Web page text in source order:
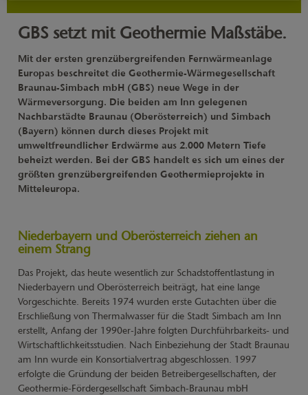
GBS setzt mit Geothermie Maßstäbe.
Mit der ersten grenzübergreifenden Fernwärmeanlage
Europas beschreitet die Geothermie-Wärmegesellschaft
Braunau-Simbach mbH (GBS) neue Wege in der
Wärmeversorgung. Die beiden am Inn gelegenen
Nachbarstädte Braunau (Oberösterreich) und Simbach
(Bayern) können durch dieses Projekt mit
umweltfreundlicher Erdwärme aus 2.000 Metern Tiefe
beheizt werden. Bei der GBS handelt es sich um eines der
größten grenzübergreifenden Geothermieprojekte in
Mitteleuropa.
Niederbayern und Oberösterreich ziehen an
einem Strang
Das Projekt, das heute wesentlich zur Schadstoffentlastung in
Niederbayern und Oberösterreich beiträgt, hat eine lange
Vorgeschichte. Bereits 1974 wurden erste Gutachten über die
Erschließung von Thermalwasser für die Stadt Simbach am Inn
erstellt, Anfang der 1990er-Jahre folgten Durchführbarkeits- und
Wirtschaftlichkeitsstudien. Nach Einbeziehung der Stadt Braunau
am Inn wurde ein Konsortialvertrag abgeschlossen. 1997
erfolgte die Gründung der beiden Betreibergesellschaften, der
Geothermie-Fördergesellschaft Simbach-Braunau mbH